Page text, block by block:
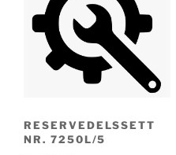
RESERVEDELSSETT
NR. 7250L/5